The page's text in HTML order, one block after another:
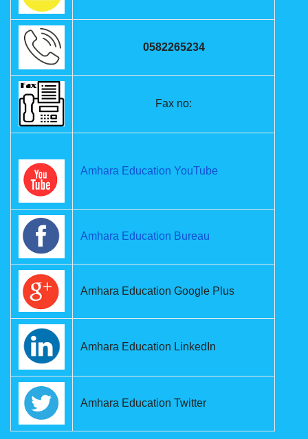
0582265234
Fax no:
Amhara Education YouTube
Amhara Education Bureau
Amhara Education Google Plus
Amhara Education LinkedIn
Amhara Education Twitter